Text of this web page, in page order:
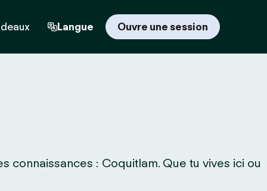
Langue Ouvre une session
: Coquitlam. Que tu vives ici ou